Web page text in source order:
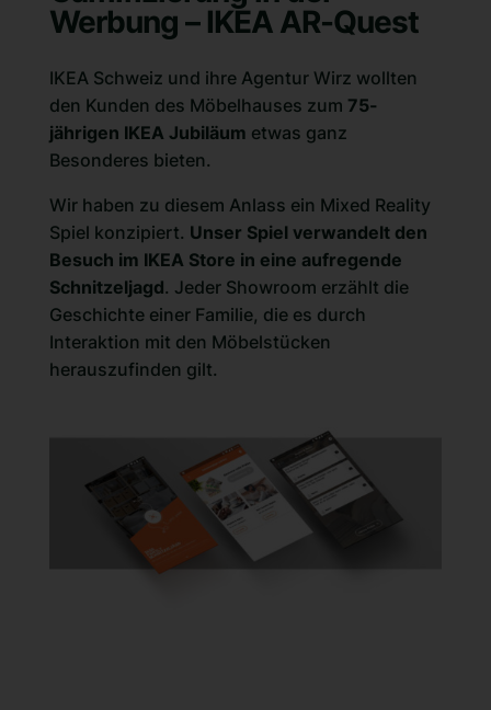
Werbung – IKEA AR-Quest
IKEA Schweiz und ihre Agentur Wirz wollten
den Kunden des Möbelhauses zum 75-
jährigen IKEA Jubiläum etwas ganz
Besonderes bieten.
Wir haben zu diesem Anlass ein Mixed Reality
Spiel konzipiert. Unser Spiel verwandelt den
Besuch im IKEA Store in eine aufregende
Schnitzeljagd. Jeder Showroom erzählt die
Geschichte einer Familie, die es durch
Interaktion mit den Möbelstücken
herauszufinden gilt.